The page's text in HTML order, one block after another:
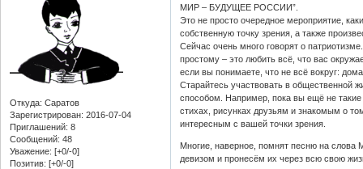
Откуда: Саратов
Зарегистрирован: 2016-07-04
Приглашений: 8
Сообщений: 48
Уважение: [+0/-0]
Позитив: [+0/-0]
МИР – БУДУЩЕЕ РОССИИ”.
Это не просто очередное мероприятие,
собственную точку зрения, а также
Сейчас очень много говорят о
простому – это любить всё, что вас
если вы понимаете, что не всё вокруг:
Старайтесь участвовать в общественной
способом. Например, пока вы ещё не
стихах, рисунках друзьям и знакомым о
интересным с вашей точки зрения.
Многие, наверное, помнят песню на слова
девизом и пронесём их через всю свою